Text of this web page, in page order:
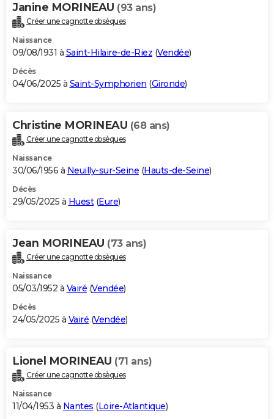
Janine MORINEAU (93 ans)
Créer une cagnotte obsèques
Naissance
09/08/1931 à Saint-Hilaire-de-Riez (Vendée)
Décès
04/06/2025 à Saint-Symphorien (Gironde)
Christine MORINEAU (68 ans)
Créer une cagnotte obsèques
Naissance
30/06/1956 à Neuilly-sur-Seine (Hauts-de-Seine)
Décès
29/05/2025 à Huest(Eure)
Jean MORINEAU (73 ans)
Créer une cagnotte obsèques
Naissance
05/03/1952 à Vairé (Vendée)
Décès
24/05/2025 à Vairé (Vendée)
Lionel MORINEAU (71 ans)
Créer une cagnotte obsèques
Naissance
11/04/1953 à Nantes (Loire-Atlantique)